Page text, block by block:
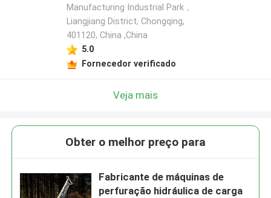
Manufacturing Industrial Park，
Liangjiang District, Chongqing,
401120, China ,China
5.0
Fornecedor verificado
Veja mais
Obter o melhor preço para
Fabricante de máquinas de
perfuração hidráulica de carga